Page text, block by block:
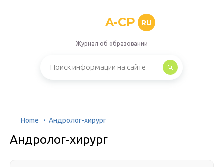
A-CP RU
Журнал об образовании
Home Андролог-хирург
Андролог-хирург